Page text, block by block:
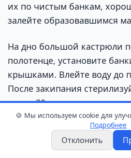
их по чистым банкам,
залейте образовавшимся
На дно большой кастрюли
полотенце, установите
крышками. Влейте воду до
После закипания
около 20 минут.
Затем герметично
переверните их и оставьте
🍪 Мы используем cookie для
Подробнее
Отклонить